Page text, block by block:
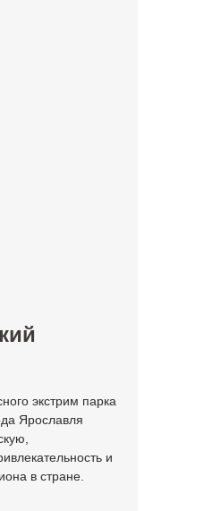
экстрим парка
Ярославля
и
в стране.